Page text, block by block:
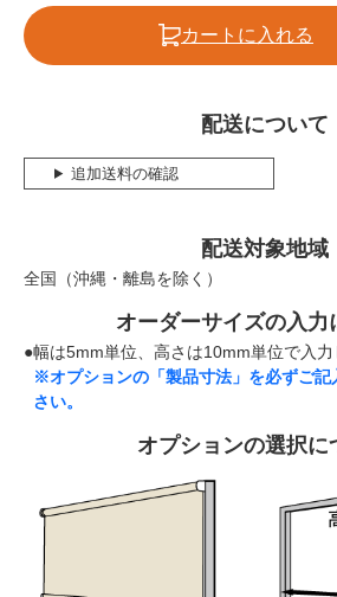
カートに入れる
配送について
追加送料の確認
配送対象地域
全国（沖縄・離島を除く）
オーダーサイズの入力
●幅は5mm単位、高さは10mm単位で入力
※オプションの「製品寸法」を必ずご記
さい。
オプションの選択に